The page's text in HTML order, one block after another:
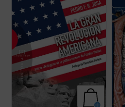
habitualmente como punto de ...
(ver ficha)
ficha)